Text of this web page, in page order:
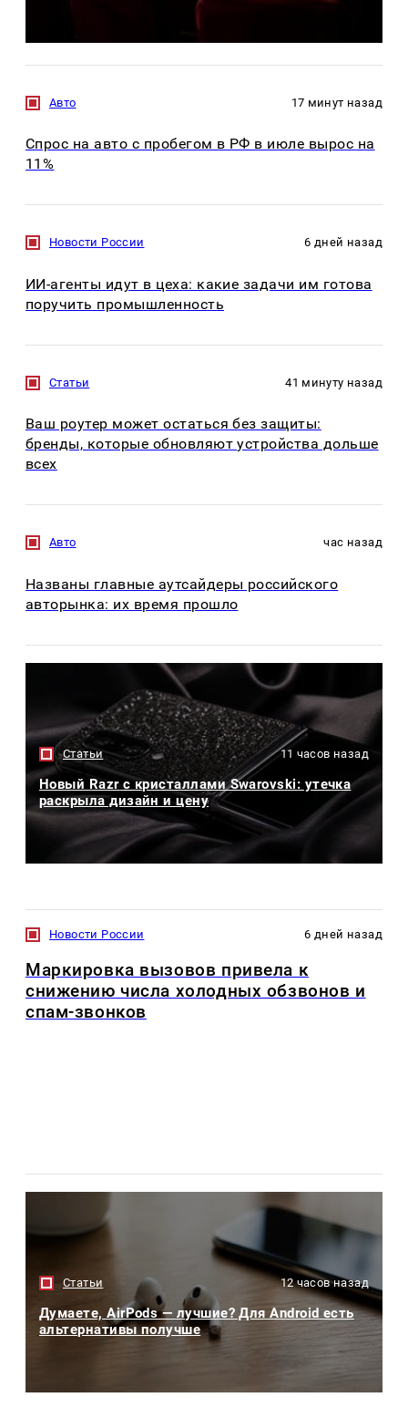
Авто 17 минут назад
Спрос на авто с пробегом в РФ в июле вырос на
11%
Новости России 6 дней назад
ИИ-агенты идут в цеха: какие задачи им готова
поручить промышленность
Статьи 41 минуту назад
Ваш роутер может остаться без защиты:
бренды, которые обновляют устройства дольше
всех
Авто час назад
Названы главные аутсайдеры российского
авторынка: их время прошло
Статьи 11 часов назад
Новый Razr с кристаллами Swarovski: утечка
раскрыла дизайн и цену
Новости России 6 дней назад
Маркировка вызовов привела к
снижению числа холодных обзвонов и
спам-звонков
Статьи 12 часов назад
Думаете, AirPods — лучшие? Для Android есть
альтернативы получше